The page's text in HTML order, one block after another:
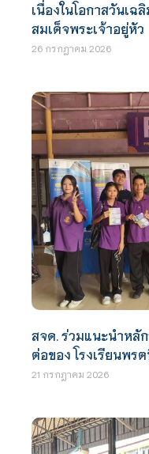
เนื่องในโอกาสวันเ
สมเด็จพระเจ้าอยู่หัว
26 กรกฎาคม 2026
สจด. ร่วมแนะนำหลั
ต่อของ โรงเรียนพ
21 กรกฎาคม 2026